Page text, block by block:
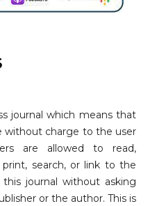
journal which means that
without charge to the user
are allowed to read,
search, or link to the
journal without asking
or the author. This is